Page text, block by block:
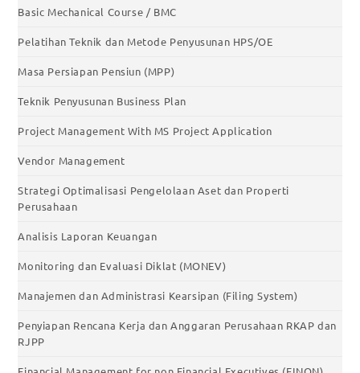
Basic Mechanical Course / BMC
Pelatihan Teknik dan Metode Penyusunan HPS/OE
Masa Persiapan Pensiun (MPP)
Teknik Penyusunan Business Plan
Project Management With MS Project Application
Vendor Management
Strategi Optimalisasi Pengelolaan Aset dan Properti
Perusahaan
Analisis Laporan Keuangan
Monitoring dan Evaluasi Diklat (MONEV)
Manajemen dan Administrasi Kearsipan (Filing System)
Penyiapan Rencana Kerja dan Anggaran Perusahaan RKAP dan
RJPP